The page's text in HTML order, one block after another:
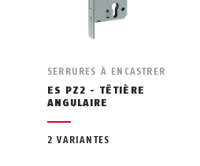
SERRURES À ENCASTRER
ES PZ2 - TÊTIÈRE
ANGULAIRE
2 VARIANTES